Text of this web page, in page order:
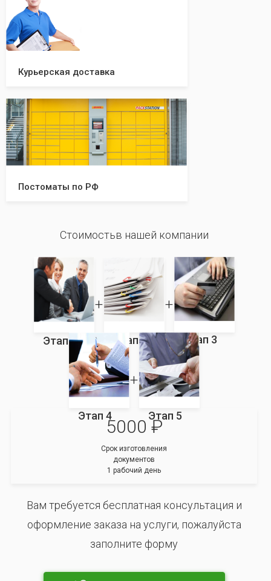
Курьерская доставка
Постоматы по РФ
Стоимостьв нашей компании
Этап 1 Этап 2 Этап 3
Этап 4 Этап 5
5000 ₽
Срок изготовления
документов
1 рабочий день
Вам требуется бесплатная консультация и
оформление заказа на услуги, пожалуйста
заполните форму